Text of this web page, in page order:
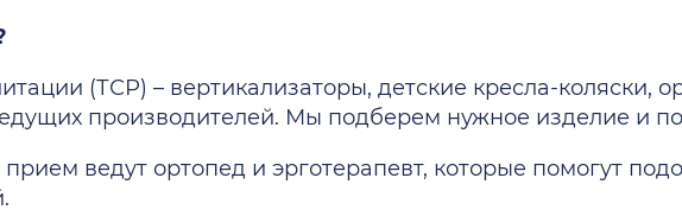
(ТСР) – вертикализаторы, детские кресла-коляски,
производителей. Мы подберем нужное изделие и
прием ведут ортопед и эрготерапевт, которые помогут